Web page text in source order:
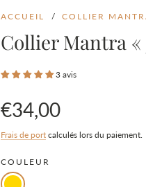
ACCUEIL / COLLIER
Collier Mantra «
3 avis
Prix
en
Prix
régulier
€34,00
Frais de port calculés lors du paiement.
COULEUR